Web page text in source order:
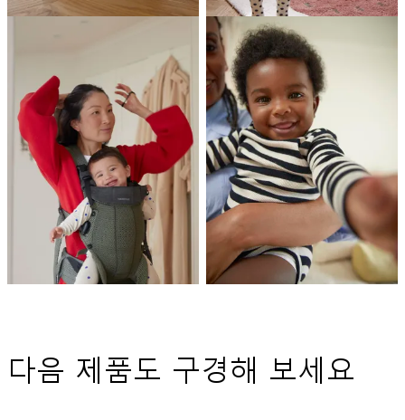
다음 제품도 구경해 보세요